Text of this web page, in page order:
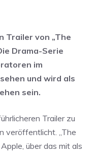
Trailer von „The
Drama-Serie
im
und wird als
sein.
Trailer zu
veröffentlicht. „The
über das mit als